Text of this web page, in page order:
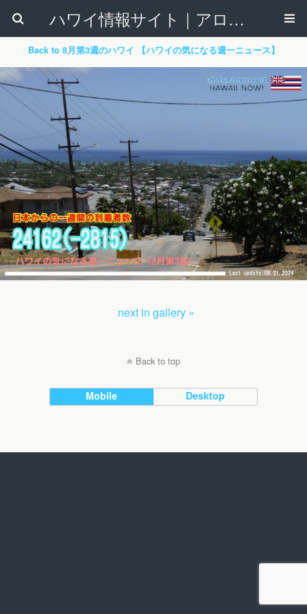
ハワイ情報サイト｜アロハタウンネット
Back to 8月第3週のハワイ 【ハワイの気になる週一ニュース】
next in gallery »
Back to top
Mobile Desktop